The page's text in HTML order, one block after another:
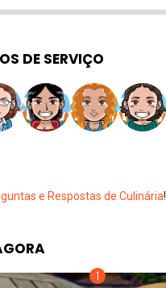
DE SERVIÇO
e Respostas de Culinária!